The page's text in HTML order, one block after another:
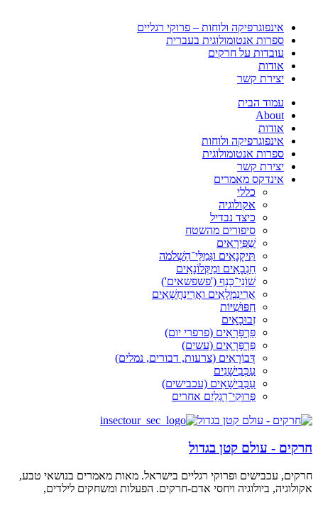
אינפוגרפיקה ולוחות – פרוקי רגליים
ספרות אנטומולוגית בעברית
עובדות על חרקים
אודות
יצירת קשר
עמוד הבית
About
אודות
אינפוגרפיקה ולוחות
ספרות אנטומולוגית
יצירת קשר
אינדקס מאמרים
כללי
אקולוגיה
כיצד נבדיל
סיפורים מהשטח
שַׁפִּירָאִים
תִּיקָנָאִים וגְּמַלֵּי־הַשְׁלֹמֹה
חַגְבָאִים ומַקְּלוֹנָאִים
שׁוֹנֵי־כָּנָף ('פשפשאים')
אֲרִינִמְלָאִים ואֲרִינַחֲשָׁאִים
חִפּוּשִׁיּוֹת
זְבוּבָאִים
פַּרְפָּרָאִים (פרפרי יום)
פַּרְפָּרָאִים (עשים)
דְּבוֹרָאִים (צרעות, דבורים, נמלים)
עַכְּבִישָׁנִים
עַכְּבִישָׁאִים (עכבישים)
פְּרוּקֵי־רַגְלַיִם אחרים
חרקים - עולם קטן בגדול
חרקים, עכבישים ופרוקי רגליים בישראל. מאות מאמרים בנושאי טבע,
אקולוגיה, ביולוגיה ויחסי אדם-חרקים. הפעלות ומשחקים לילדים,